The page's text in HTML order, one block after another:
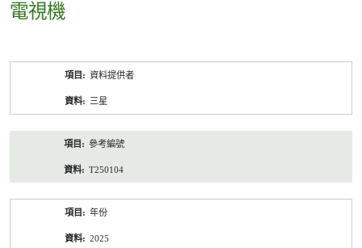
電視機
資料提供者
三星
參考編號
T250104
年份
2025